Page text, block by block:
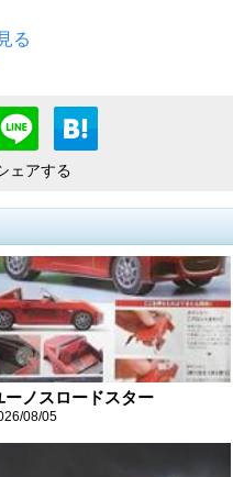
る
ェアする
ーノスロードスター
08/05